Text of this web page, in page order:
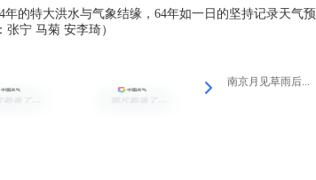
的特大洪水与气象结缘，64年如一日的坚持记录天气预
宁 马菊 安李琦）
南京月见草雨后...